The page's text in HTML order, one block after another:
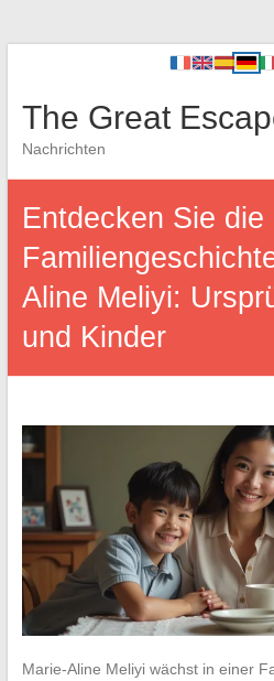
The Great
Nachrichten
Entdecken Sie die
Aline Meliyi:
und Kinder
Marie-Aline Meliyi wächst in einer